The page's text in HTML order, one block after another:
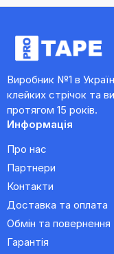
Виробник №1 в
клейких стрічок та
протягом 15 років.
Информація
Про нас
Партнери
Контакти
Доставка та оплата
Обмін та повернення
Гарантія